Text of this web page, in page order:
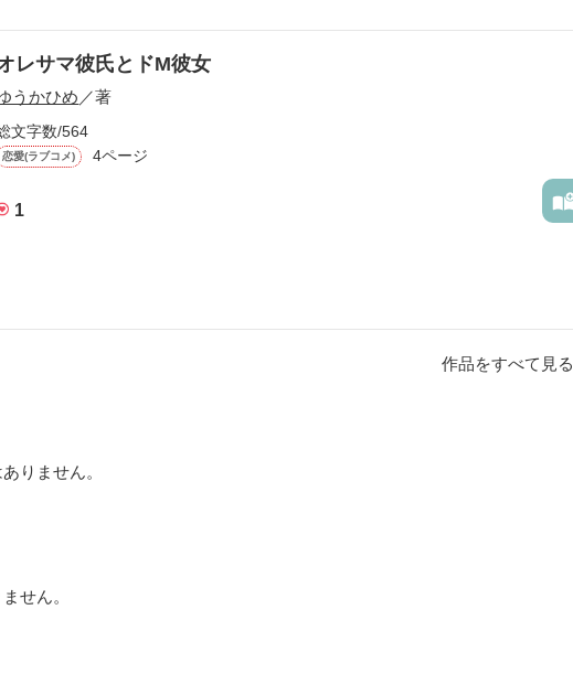
レサマ彼氏とドM彼女
うかひめ／著
文字数/564
恋愛(ラブコメ) 4ページ
1
です感想みたいになっちゃってますこれから直していきたいですが、よかったら
作品をすべて見る
りません。
せん。